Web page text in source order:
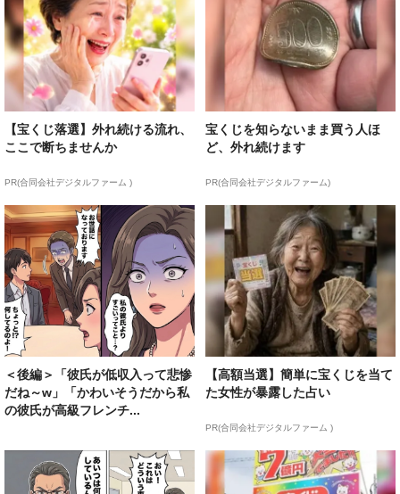
【宝くじ落選】外れ続ける流れ、
ここで断ちませんか
PR(合同会社デジタルファーム )
宝くじを知らないまま買う人ほ
ど、外れ続けます
PR(合同会社デジタルファーム)
＜後編＞「彼氏が低収入って悲惨
だね～w」「かわいそうだから私
の彼氏が高級フレンチ...
【高額当選】簡単に宝くじを当て
た女性が暴露した占い
PR(合同会社デジタルファーム )